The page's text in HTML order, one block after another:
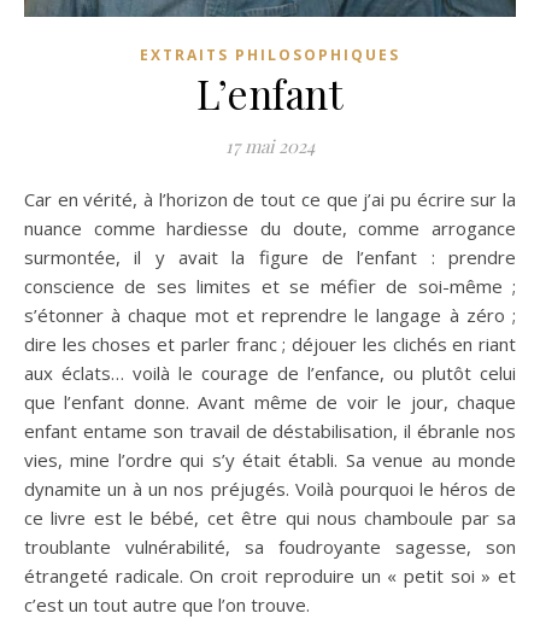
EXTRAITS PHILOSOPHIQUES
L’enfant
17 mai 2024
Car en vérité, à l’horizon de tout ce que j’ai pu écrire sur la
nuance comme hardiesse du doute, comme arrogance
surmontée, il y avait la figure de l’enfant : prendre
conscience de ses limites et se méfier de soi-même ;
s’étonner à chaque mot et reprendre le langage à zéro ;
dire les choses et parler franc ; déjouer les clichés en riant
aux éclats… voilà le courage de l’enfance, ou plutôt celui
que l’enfant donne. Avant même de voir le jour, chaque
enfant entame son travail de déstabilisation, il ébranle nos
vies, mine l’ordre qui s’y était établi. Sa venue au monde
dynamite un à un nos préjugés. Voilà pourquoi le héros de
ce livre est le bébé, cet être qui nous chamboule par sa
troublante vulnérabilité, sa foudroyante sagesse, son
étrangeté radicale. On croit reproduire un « petit soi » et
c’est un tout autre que l’on trouve.